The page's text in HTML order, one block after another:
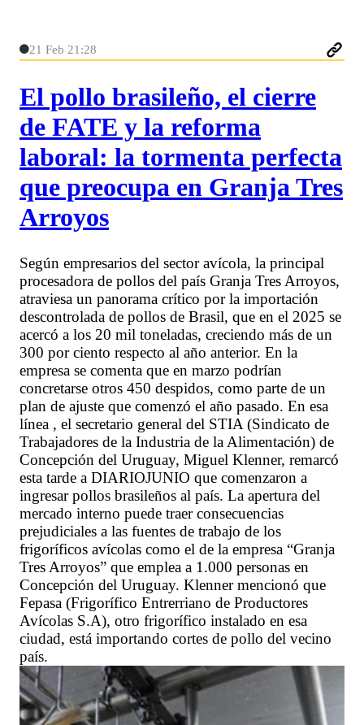
21 Feb 21:28
El pollo brasileño, el cierre
de FATE y la reforma
laboral: la tormenta perfecta
que preocupa en Granja Tres
Arroyos
Según empresarios del sector avícola, la principal
procesadora de pollos del país Granja Tres Arroyos,
atraviesa un panorama crítico por la importación
descontrolada de pollos de Brasil, que en el 2025 se
acercó a los 20 mil toneladas, creciendo más de un
300 por ciento respecto al año anterior. En la
empresa se comenta que en marzo podrían
concretarse otros 450 despidos, como parte de un
plan de ajuste que comenzó el año pasado. En esa
línea , el secretario general del STIA (Sindicato de
Trabajadores de la Industria de la Alimentación) de
Concepción del Uruguay, Miguel Klenner, remarcó
esta tarde a DIARIOJUNIO que comenzaron a
ingresar pollos brasileños al país. La apertura del
mercado interno puede traer consecuencias
prejudiciales a las fuentes de trabajo de los
frigoríficos avícolas como el de la empresa “Granja
Tres Arroyos” que emplea a 1.000 personas en
Concepción del Uruguay. Klenner mencionó que
Fepasa (Frigorífico Entrerriano de Productores
Avícolas S.A), otro frigorífico instalado en esa
ciudad, está importando cortes de pollo del vecino
país.